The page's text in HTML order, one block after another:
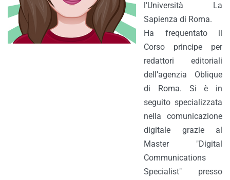
l’Università La
Sapienza di Roma.
Ha frequentato il
Corso principe per
redattori editoriali
dell’agenzia Oblique
di Roma. Si è in
seguito specializzata
nella comunicazione
digitale grazie al
Master "Digital
Communications
Specialist" presso